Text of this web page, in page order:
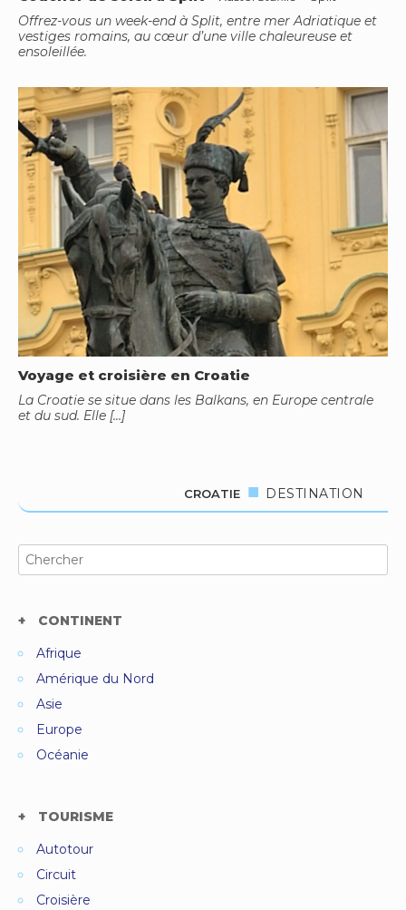
Offrez-vous un week-end à Split, entre mer Adriatique et
vestiges romains, au cœur d’une ville chaleureuse et
ensoleillée.
Voyage et croisière en Croatie
La Croatie se situe dans les Balkans, en Europe centrale
et du sud. Elle […]
CROATIE DESTINATION
Search
for:
CONTINENT
Afrique
Amérique du Nord
Asie
Europe
Océanie
TOURISME
Autotour
Circuit
Croisière